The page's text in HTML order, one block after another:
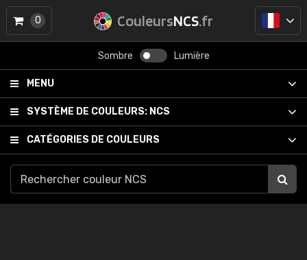
CouleursNCS.fr
Sombre Lumière
MENU
SYSTÈME DE COULEURS: NCS
CATÉGORIES DE COULEURS
0